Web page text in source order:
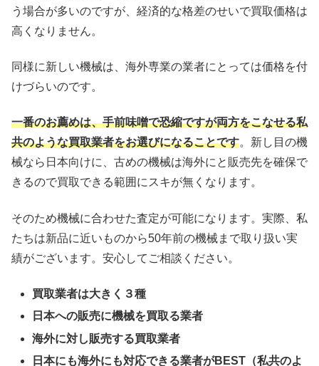
う場合が多いのですが、経済的な格差のせいで買取価格は
高くなりません。
同様に新しい機械は、海外専業の業者にとっては価格を付
けづらいのです。
一番のお薦めは、手前味噌で恐縮ですが両方をこなせる私
共のような買取業者をお選びになることです。新し目の機
械なら日本向けに、古めの機械は海外にと販売先を確保で
きるので買取できる範囲にスキが無くなります。
そのため機械に合わせた査定が可能になります。実際、私
たちは新品に近いものから50年前の機械まで取り扱い実
績がございます。安心してご相談ください。
買取業者は大きく３種
日本への販売に機械を買取る業者
海外に対し販売する買取業者
日本にも海外にも対応できる業者がBEST（私共のよ